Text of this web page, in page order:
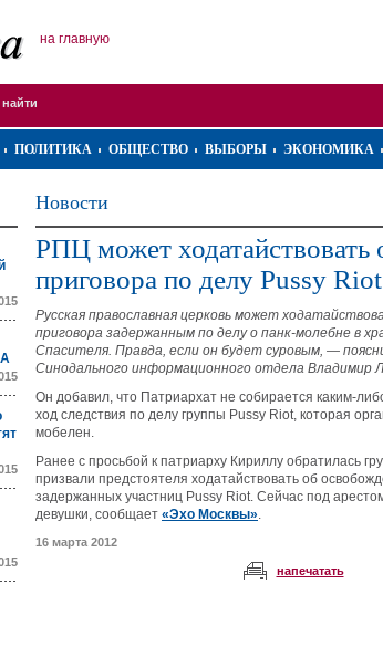
на главную
ПОЛИТИКА ОБЩЕСТВО ВЫБОРЫ ЭКОНОМИКА
Новости
РПЦ может ходатайствовать
приговора по делу Pussy Riot
Русская православная церковь может
приговора задержанным по делу о панк-молебне в
Спасителя. Правда, если он будет суровым, —
Синодального информационного отдела Владимир
Он добавил, что Патриархат не собирается каким-
ход следствия по делу группы Pussy Riot, которая
мобелен.
Ранее с просьбой к патриарху Кириллу обратилась
призвали предстоятеля ходатайствовать об
задержанных участниц Pussy Riot. Сейчас под
девушки, сообщает «Эхо Москвы».
16 марта 2012
напечатать